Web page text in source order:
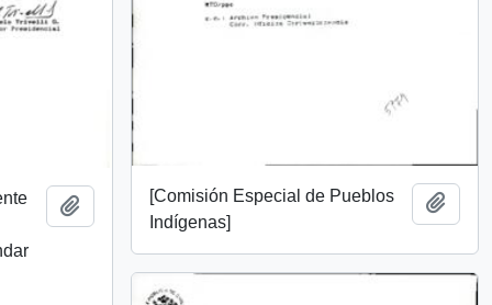
Añadir al portapapeles
[Comisión Especial de Pueblos
Indígenas]